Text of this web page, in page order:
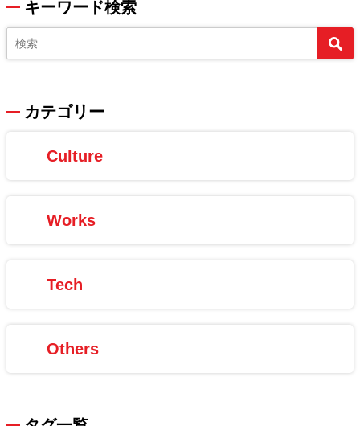
キーワード検索
カテゴリー
Culture
Others
Tech
Works